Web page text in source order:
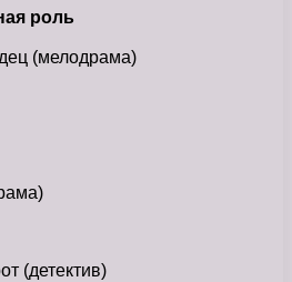
роль
(мелодрама)
(детектив)